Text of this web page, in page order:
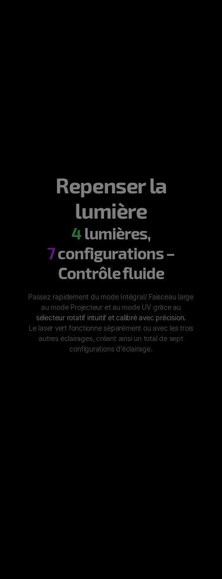
Repenser la
lumière
4 lumières,
7configurations –
Contrôle fluide
Passez rapidement du mode Intégral/ Faisceau large
au mode Projecteur et au mode UV grâce au
sélecteur rotatif intuitif et calibré avec précision.
Le laser vert fonctionne séparément ou avec les trois
autres éclairages, créant ainsi un total de sept
configurations d'éclairage.